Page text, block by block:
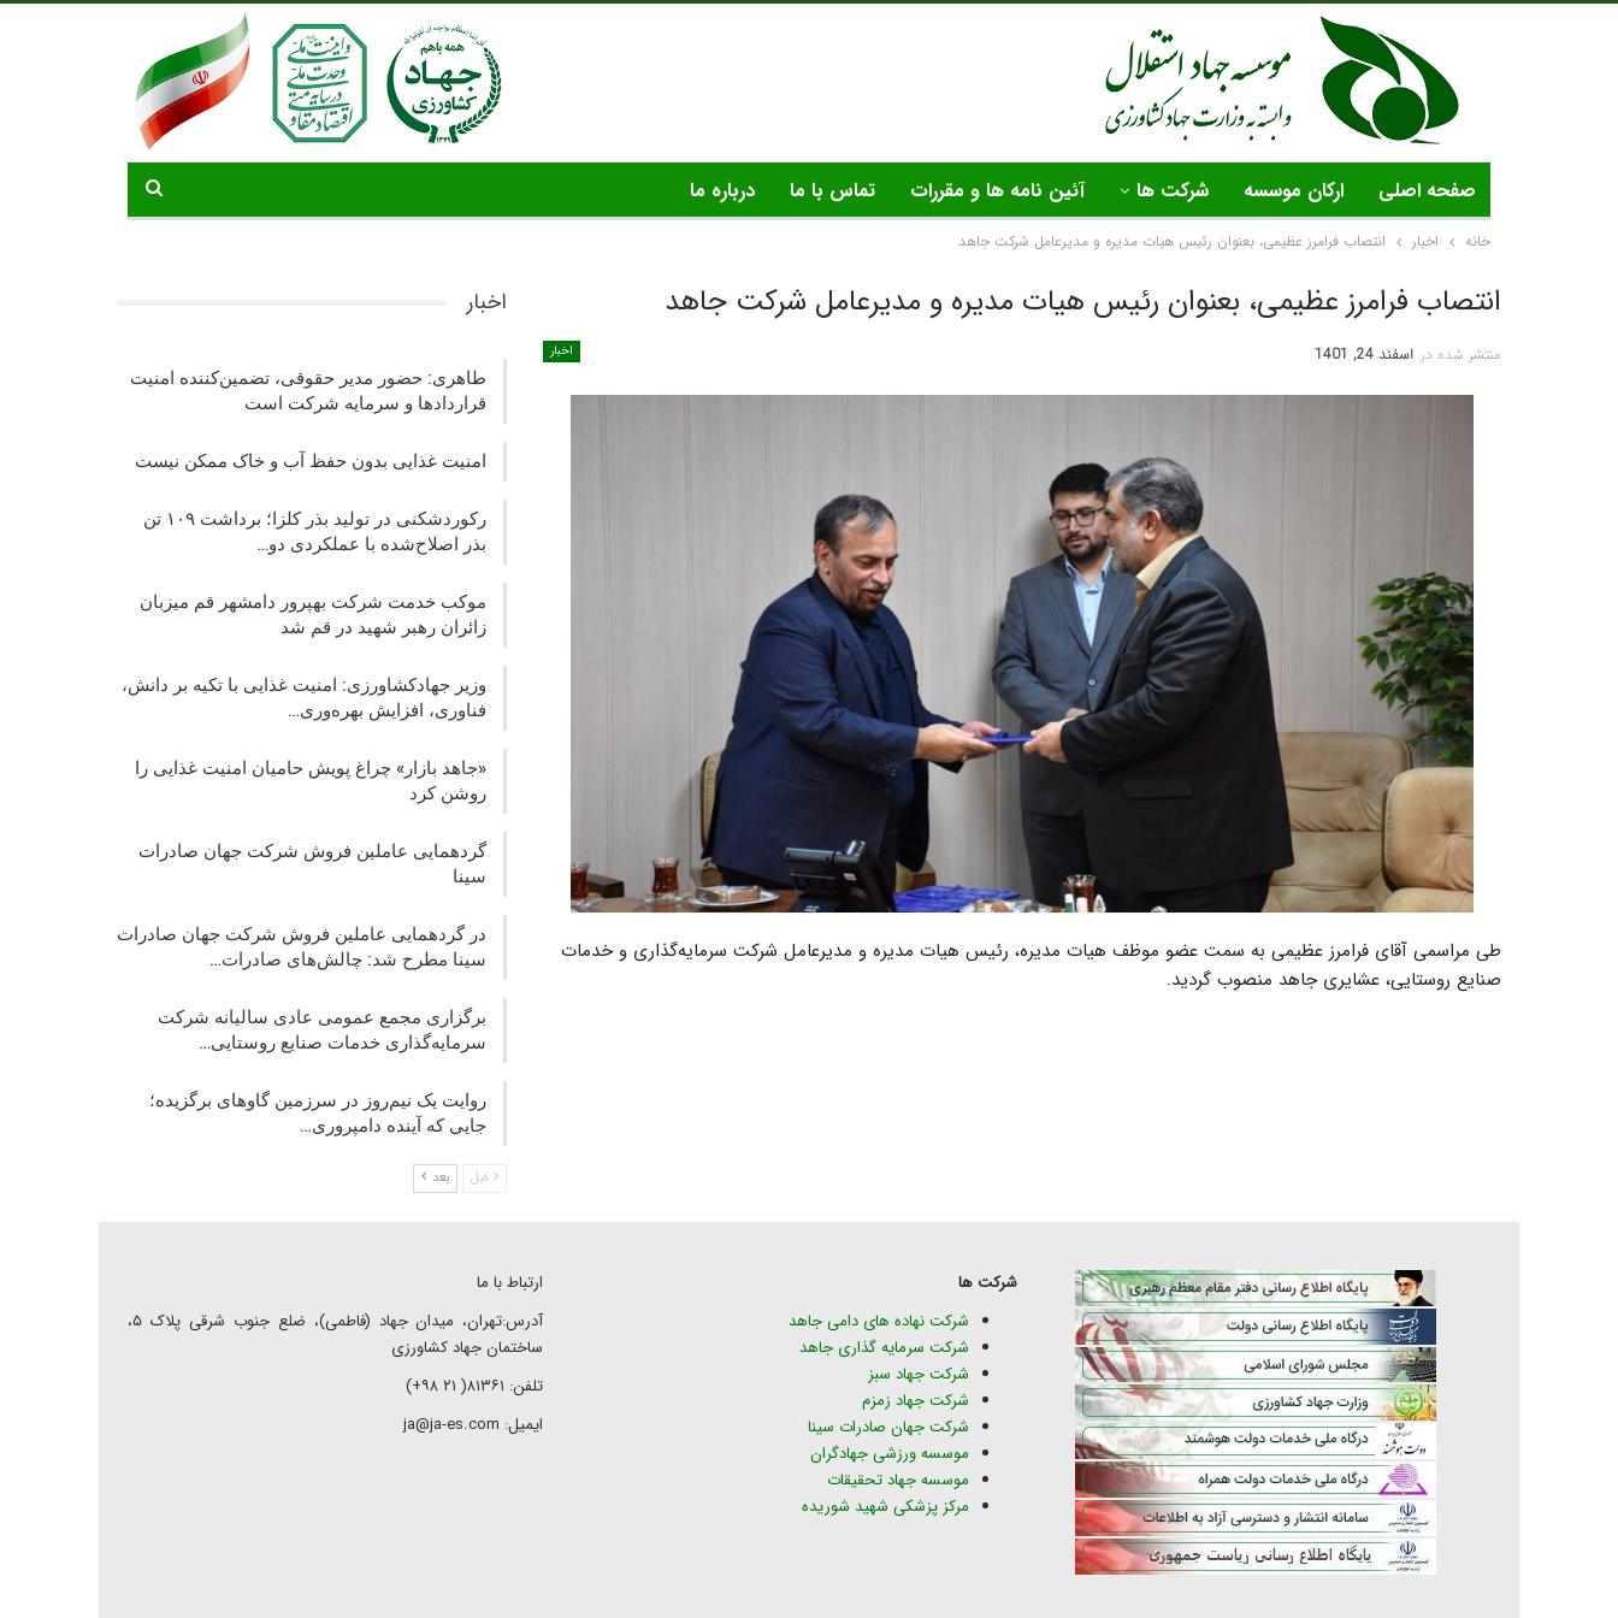
صفحه اصلی ارکان موسسه شرکت ها آئین نامه ها و مقررات تماس با ما درباره ما
خانه اخبار انتصاب فرامرز عظیمی، بعنوان رئیس هیات مدیره و مدیرعامل شرکت جاهد
انتصاب فرامرز عظیمی، بعنوان رئیس هیات مدیره و مدیرعامل شرکت جاهد
اخبار منتشر شده در اسفند 24, 1401
طی مراسمی آقای فرامرز عظیمی به سمت عضو موظف هیات مدیره، رئیس هیات مدیره و مدیرعامل شرکت سرمایه‌گذاری و خدمات
صنایع روستایی، عشایری جاهد منصوب گردید.
اخبار
طاهری: حضور مدیر حقوقی، تضمین‌کننده امنیت
قراردادها و سرمایه شرکت‌ است
امنیت غذایی بدون حفظ آب و خاک ممکن نیست
رکوردشکنی در تولید بذر کلزا؛ برداشت ۱۰۹ تن
بذر اصلاح‌شده با عملکردی دو…
موکب خدمت شرکت بهپرور دامشهر قم میزبان
زائران رهبر شهید در قم شد
وزیر جهادکشاورزی: امنیت غذایی با تکیه بر دانش،
فناوری، افزایش بهره‌وری…
«جاهد بازار» چراغ پویش حامیان امنیت غذایی را
روشن کرد
گردهمایی عاملین فروش شرکت جهان صادرات
سینا
در گردهمایی عاملین فروش شرکت جهان صادرات
سینا مطرح شد: چالش‌های صادرات…
برگزاری مجمع عمومی عادی سالیانه شرکت
سرمایه‌گذاری خدمات صنایع روستایی…
روایت یک نیم‌روز در سرزمین گاوهای برگزیده؛
جایی که آینده دامپروری…
قبل بعد
شرکت ها
شرکت نهاده های دامی جاهد
شرکت سرمایه گذاری جاهد
شرکت جهاد سبز
شرکت جهاد زمزم
شرکت جهان صادرات سینا
موسسه ورزشی جهادگران
موسسه جهاد تحقیقات
مرکز پزشکی شهید شوریده
ارتباط با ما
آدرس:تهران، میدان جهاد (فاطمی)، ضلع جنوب شرقی پلاک ۵،
ساختمان جهاد کشاورزی
تلفن: ۸۱۳۶۱( ۲۱ ۹۸+)
ایمیل: ja@ja-es.com